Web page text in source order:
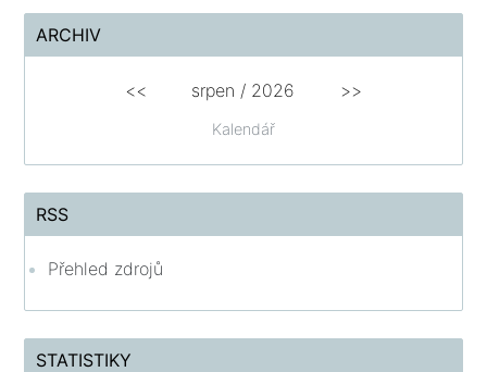
ARCHIV
Kalendář
<< srpen / 2026 >>
RSS
Přehled zdrojů
STATISTIKY